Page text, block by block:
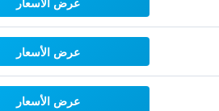
عرض الأسعار
عرض الأسعار